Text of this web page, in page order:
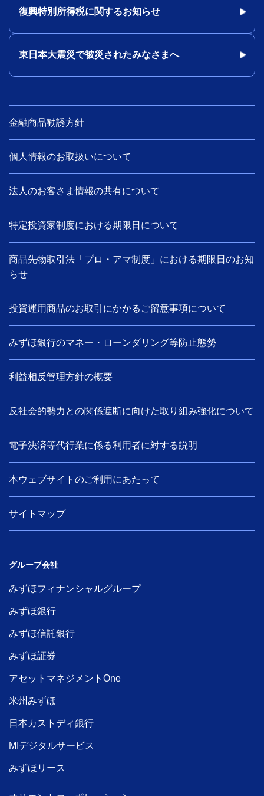
復興特別所得税に関するお知らせ
東日本大震災で被災されたみなさまへ
金融商品勧誘方針
個人情報のお取扱いについて
法人のお客さま情報の共有について
特定投資家制度における期限日について
商品先物取引法「プロ・アマ制度」における期限日のお知
らせ
投資運用商品のお取引にかかるご留意事項について
みずほ銀行のマネー・ローンダリング等防止態勢
利益相反管理方針の概要
反社会的勢力との関係遮断に向けた取り組み強化について
電子決済等代行業に係る利用者に対する説明
本ウェブサイトのご利用にあたって
サイトマップ
グループ会社
みずほフィナンシャルグループ
みずほ銀行
みずほ信託銀行
みずほ証券
アセットマネジメントOne
米州みずほ
日本カストディ銀行
MIデジタルサービス
みずほリース